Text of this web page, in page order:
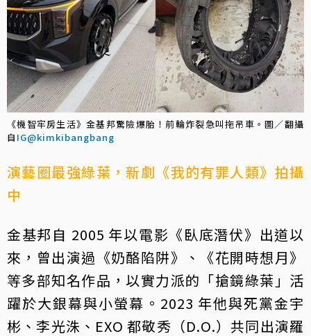
《機智牢房生活》金基邦驚險爆胎！前輪炸裂急叫拖吊車。圖／翻攝
自 IG@kimkibangbang
演藝圈最強綠葉，新劇《我的有罪人類》拍攝
中
金基邦自 2005 年以電影《臥底潛伏》出道以
來，曾出演過《奶酪陷阱》、《花開時想月》
等多部知名作品，以實力派的「搶鏡綠葉」活
躍於大銀幕與小螢幕。2023 年他與死黨金宇
彬、李光洙、EXO 都敬秀（D.O.）共同出演羅